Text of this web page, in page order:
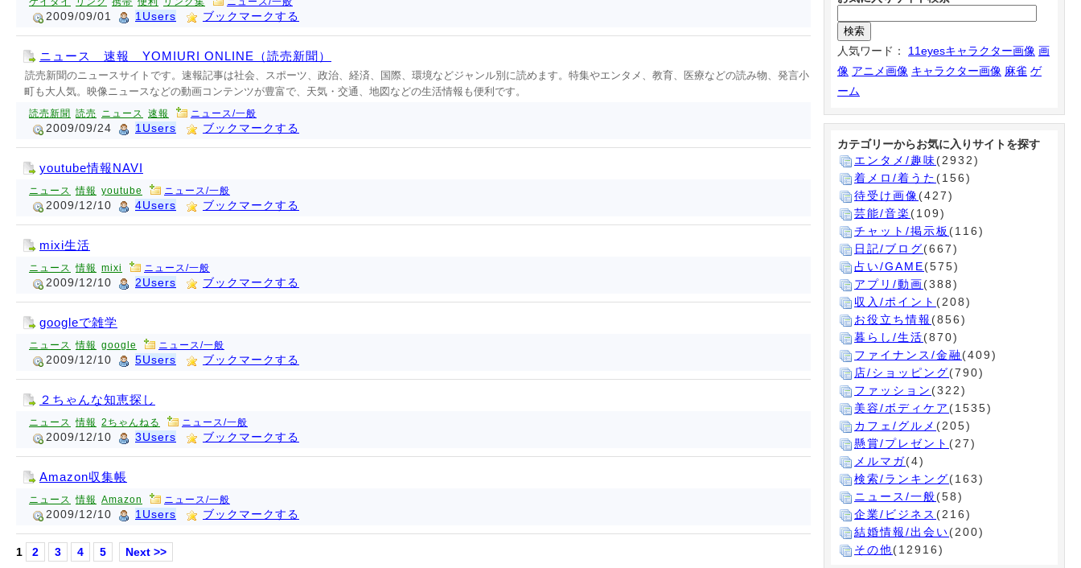
2009/09/01 1Users ブックマークする
ニュース 速報 YOMIURI ONLINE（読売新聞）
読売新聞のニュースサイトです。速報記事は社会、スポーツ、政治、経済、国際、環境などジャンル別に読めます。特集やエンタメ、教育、医療などの読み物、発言小
町も大人気。映像ニュースなどの動画コンテンツが豊富で、天気・交通、地図などの生活情報も便利です。
読売新聞 読売 ニュース 速報 ニュース/一般
2009/09/24 1Users ブックマークする
youtube情報NAVI
ニュース 情報 youtube ニュース/一般
2009/12/10 4Users ブックマークする
mixi生活
ニュース 情報 mixi ニュース/一般
2009/12/10 2Users ブックマークする
googleで雑学
ニュース 情報 google ニュース/一般
2009/12/10 5Users ブックマークする
２ちゃんな知恵探し
ニュース 情報 2ちゃんねる ニュース/一般
2009/12/10 3Users ブックマークする
Amazon収集帳
ニュース 情報 Amazon ニュース/一般
2009/12/10 1Users ブックマークする
1 2 3 4 5 Next >>
人気ワード： 11eyesキャラクター画像 画
像 アニメ画像 キャラクター画像 麻雀 ゲ
ーム
カテゴリーからお気に入りサイトを探す
エンタメ/趣味(2932)
着メロ/着うた (156)
待受け画像(427)
芸能/音楽 (109)
チャット/掲示板 (116)
日記/ブログ(667)
占い/GAME(575)
アプリ/動画(388)
収入/ポイント (208)
お役立ち情報 (856)
暮らし/生活(870)
ファイナンス/金融 (409)
店/ショッピング(790)
ファッション (322)
美容/ボディケア (1535)
カフェ/グルメ (205)
懸賞/プレゼント (27)
メルマガ(4)
検索/ランキング(163)
ニュース/一般(58)
企業/ビジネス (216)
結婚情報/出会い(200)
その他(12916)